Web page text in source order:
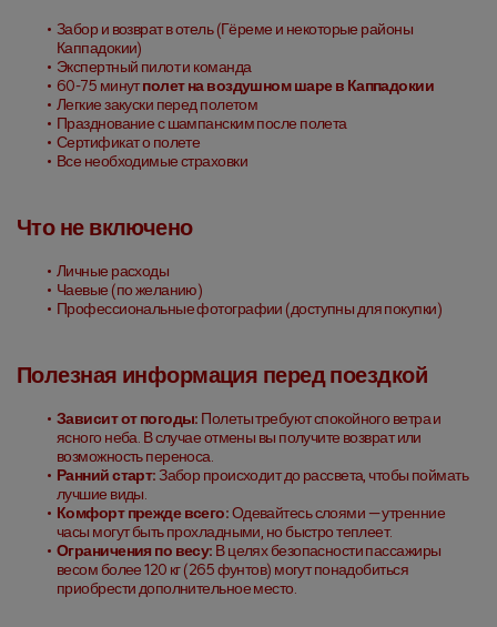
Забор и возврат в отель (Гёреме и некоторые районы
Каппадокии)
Экспертный пилот и команда
60-75 минут полет на воздушном шаре в Каппадокии
Легкие закуски перед полетом
Празднование с шампанским после полета
Сертификат о полете
Все необходимые страховки
Что не включено
Личные расходы
Чаевые (по желанию)
Профессиональные фотографии (доступны для покупки)
Полезная информация перед поездкой
Зависит от погоды: Полеты требуют спокойного ветра и
ясного неба. В случае отмены вы получите возврат или
возможность переноса.
Ранний старт: Забор происходит до рассвета, чтобы поймать
лучшие виды.
Комфорт прежде всего: Одевайтесь слоями — утренние
часы могут быть прохладными, но быстро теплеет.
Ограничения по весу: В целях безопасности пассажиры
весом более 120 кг (265 фунтов) могут понадобиться
приобрести дополнительное место.